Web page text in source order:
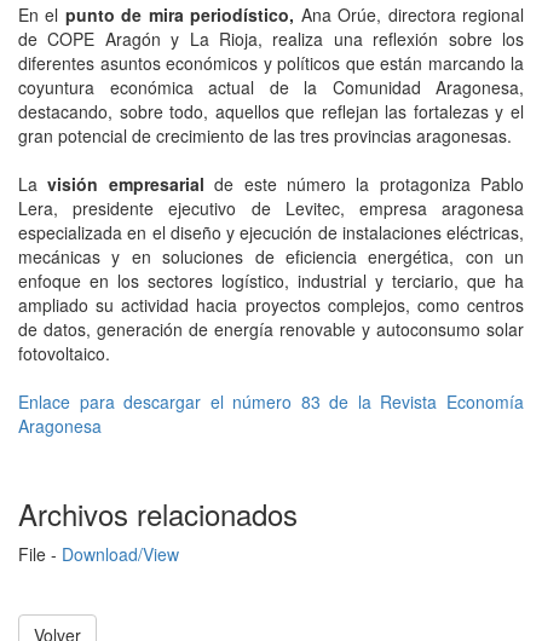
En el punto de mira periodístico, Ana Orúe, directora regional
de COPE Aragón y La Rioja, realiza una reflexión sobre los
diferentes asuntos económicos y políticos que están marcando la
coyuntura económica actual de la Comunidad Aragonesa,
destacando, sobre todo, aquellos que reflejan las fortalezas y el
gran potencial de crecimiento de las tres provincias aragonesas.
Lavisión empresarialde este número la protagoniza Pablo
Lera, presidente ejecutivo de Levitec, empresa aragonesa
especializada en el diseño y ejecución de instalaciones eléctricas,
mecánicas y en soluciones de eficiencia energética, con un
enfoque en los sectores logístico, industrial y terciario, que ha
ampliado su actividad hacia proyectos complejos, como centros
de datos, generación de energía renovable y autoconsumo solar
fotovoltaico.
Enlace para descargar el número 83 de la Revista Economía
Aragonesa
Archivos relacionados
File - Download/View
Volver